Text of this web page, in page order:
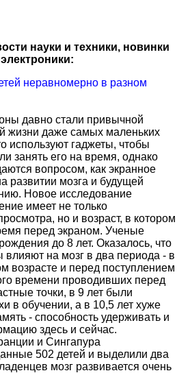
науки и техники, новинки
электроники:
неравномерно в разном
давно стали привычной
жизни даже самых маленьких
используют гаджеты, чтобы
занять его на время, однако
вопросом, как экранное
развитии мозга и будущей
Новое исследование
имеет не только
но и возраст, в котором
перед экраном. Ученые
до 8 лет. Оказалось, что
влияют на мозг в два периода - в
возрасте и перед поступлением
времени проводивших перед
точки, в 9 лет были
в обучении, а в 10,5 лет хуже
- способность удерживать и
здесь и сейчас.
и Сингапура
502 детей и выделили два
мозг развивается очень